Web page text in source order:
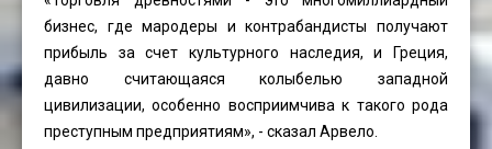
бизнес, где мародеры и контрабандисты получают
прибыль за счет культурного наследия, и Греция,
давно считающаяся колыбелью западной
цивилизации, особенно восприимчива к такого рода
преступным предприятиям», - сказал Арвело.